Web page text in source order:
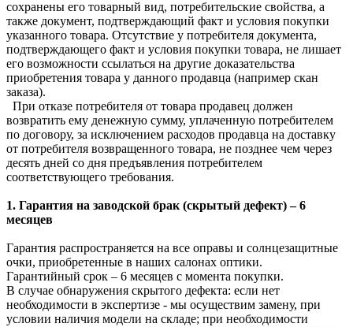
сохранены его товарный вид, потребительские свойства, а
также документ, подтверждающий факт и условия покупки
указанного товара. Отсутствие у потребителя документа,
подтверждающего факт и условия покупки товара, не лишает
его возможности ссылаться на другие доказательства
приобретения товара у данного продавца (например скан
заказа).
При отказе потребителя от товара продавец должен
возвратить ему денежную сумму, уплаченную потребителем
по договору, за исключением расходов продавца на доставку
от потребителя возвращенного товара, не позднее чем через
десять дней со дня предъявления потребителем
соответствующего требования.
1. Гарантия на заводской брак (скрытый дефект) – 6
месяцев
Гарантия распространяется на все оправы и солнцезащитные
очки, приобретенные в наших салонах оптики.
Гарантийный срок – 6 месяцев с момента покупки.
В случае обнаружения скрытого дефекта: если нет
необходимости в экспертизе - мы осуществим замену, при
условии наличия модели на складе; при необходимости